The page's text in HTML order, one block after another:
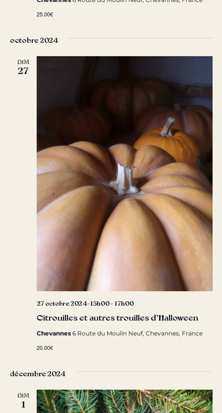
25.00€
octobre 2024
DIM
27
Citrouilles et autres trouilles d’Halloween
27 octobre 2024-15h00- 17h00
Chevannes 6 Route du Moulin Neuf, Chevannes, France
20.00€
décembre 2024
DIM
1